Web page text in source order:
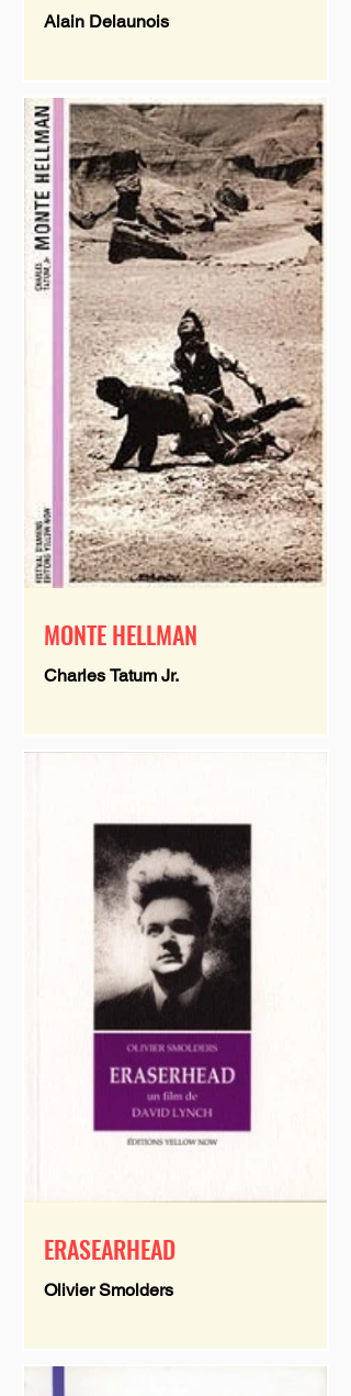
Alain Delaunois
MONTE HELLMAN
Charles Tatum Jr.
ERASEARHEAD
Olivier Smolders